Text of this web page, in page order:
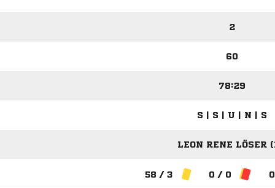
2
60
78:29
S | S | U | N | S
LEON RENE LÖSER
58 / 3 0 / 0